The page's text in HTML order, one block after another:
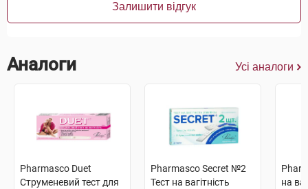
Залишити відгук
Аналоги Усі аналоги
Pharmasco Duet
Струменевий тест для
Pharmasco Secret №2
Тест на вагітність
на